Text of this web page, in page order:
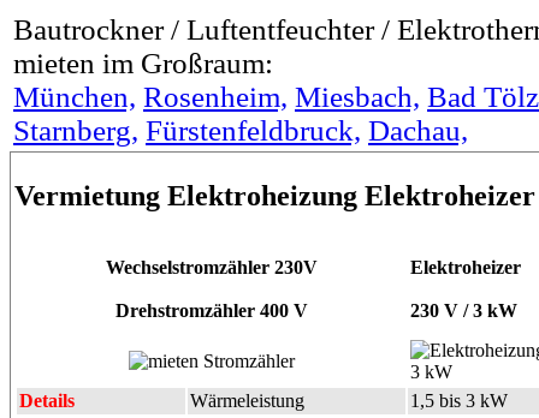
Bautrockner / Luftentfeuchter /
mieten im Großraum:
München, Rosenheim, Miesbach, Bad
Starnberg, Fürstenfeldbruck, Dachau,
Vermietung Elektroheizung Elektroheizer
Wechselstromzähler 230V
Drehstromzähler 400 V
Elektroheizer
230 V / 3 kW
Details Wärmeleistung
1,5 bis 3 kW